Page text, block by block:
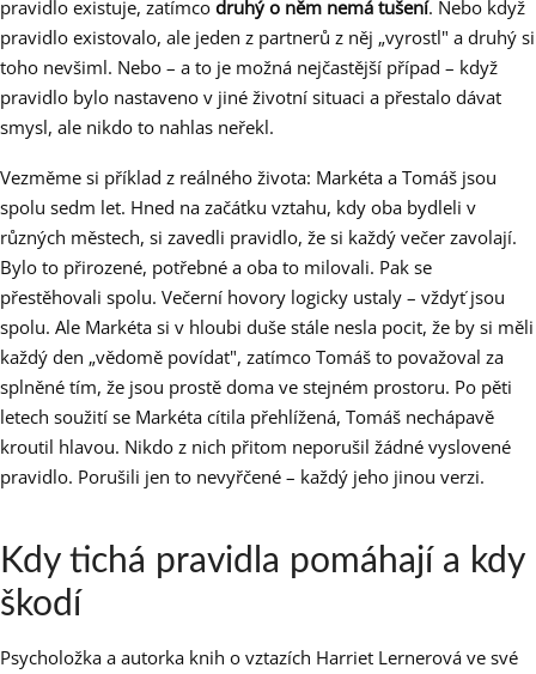
pravidlo existuje, zatímco druhý o něm nemá tušení. Nebo když
pravidlo existovalo, ale jeden z partnerů z něj „vyrostl" a druhý si
toho nevšiml. Nebo – a to je možná nejčastější případ – když
pravidlo bylo nastaveno v jiné životní situaci a přestalo dávat
smysl, ale nikdo to nahlas neřekl.
Vezměme si příklad z reálného života: Markéta a Tomáš jsou
spolu sedm let. Hned na začátku vztahu, kdy oba bydleli v
různých městech, si zavedli pravidlo, že si každý večer zavolají.
Bylo to přirozené, potřebné a oba to milovali. Pak se
přestěhovali spolu. Večerní hovory logicky ustaly – vždyť jsou
spolu. Ale Markéta si v hloubi duše stále nesla pocit, že by si měli
každý den „vědomě povídat", zatímco Tomáš to považoval za
splněné tím, že jsou prostě doma ve stejném prostoru. Po pěti
letech soužití se Markéta cítila přehlížená, Tomáš nechápavě
kroutil hlavou. Nikdo z nich přitom neporušil žádné vyslovené
pravidlo. Porušili jen to nevyřčené – každý jeho jinou verzi.
Kdy tichá pravidla pomáhají a kdy
škodí
Psycholožka a autorka knih o vztazích Harriet Lernerová ve své